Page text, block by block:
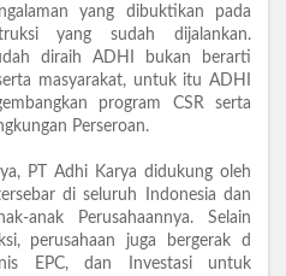
yang dibuktikan pada
yang sudah dijalankan.
diraih ADHI bukan berarti
masyarakat, untuk itu ADHI
program CSR serta
Perseroan.
PT Adhi Karya didukung oleh
di seluruh Indonesia dan
anak Perusahaannya. Selain
perusahaan juga bergerak d
EPC, dan Investasi untuk